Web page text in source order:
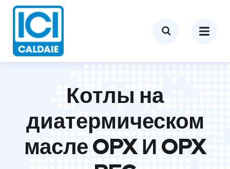
Котлы на
диатермическом
масле OPX И OPX